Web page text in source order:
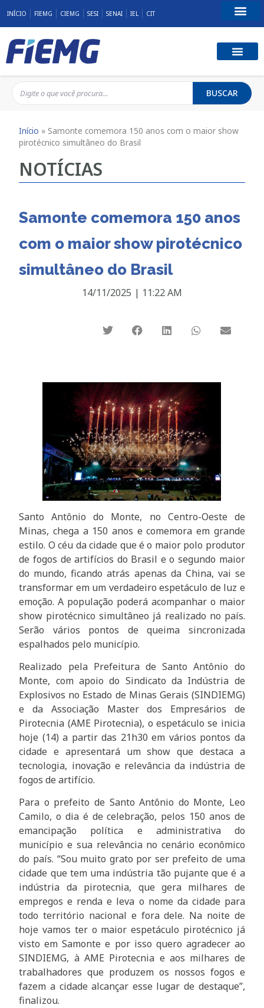
INÍCIO FIEMG CIEMG SESI SENAI IEL CIT
BUSCAR
Início » Samonte comemora 150 anos com o maior show
pirotécnico simultâneo do Brasil
NOTÍCIAS
Samonte comemora 150 anos
com o maior show pirotécnico
simultâneo do Brasil
14/11/2025 | 11:22 AM
Santo Antônio do Monte, no Centro-Oeste de
Minas, chega a 150 anos e comemora em grande
estilo. O céu da cidade que é o maior polo produtor
de fogos de artifícios do Brasil e o segundo maior
do mundo, ficando atrás apenas da China, vai se
transformar em um verdadeiro espetáculo de luz e
emoção. A população poderá acompanhar o maior
show pirotécnico simultâneo já realizado no país.
Serão vários pontos de queima sincronizada
espalhados pelo município.
Realizado pela Prefeitura de Santo Antônio do
Monte, com apoio do Sindicato da Indústria de
Explosivos no Estado de Minas Gerais (SINDIEMG)
e da Associação Master dos Empresários de
Pirotecnia (AME Pirotecnia), o espetáculo se inicia
hoje (14) a partir das 21h30 em vários pontos da
cidade e apresentará um show que destaca a
tecnologia, inovação e relevância da indústria de
fogos de artifício.
Para o prefeito de Santo Antônio do Monte, Leo
Camilo, o dia é de celebração, pelos 150 anos de
emancipação política e administrativa do
município e sua relevância no cenário econômico
do país. “Sou muito grato por ser prefeito de uma
cidade que tem uma indústria tão pujante que é a
indústria da pirotecnia, que gera milhares de
empregos e renda e leva o nome da cidade para
todo território nacional e fora dele. Na noite de
hoje vamos ter o maior espetáculo pirotécnico já
visto em Samonte e por isso quero agradecer ao
SINDIEMG, à AME Pirotecnia e aos milhares de
trabalhadores que produzem os nossos fogos e
fazem a cidade alcançar esse lugar de destaque”,
finalizou.